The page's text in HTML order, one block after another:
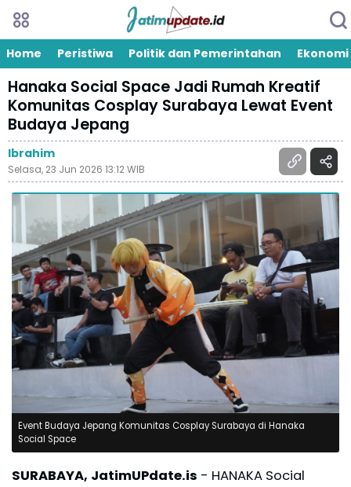
Home Peristiwa Politik dan Pemerintahan Ekonomi
Hanaka Social Space Jadi Rumah Kreatif
Komunitas Cosplay Surabaya Lewat Event
Budaya Jepang
Ibrahim
Selasa, 23 Jun 2026 13:12 WIB
Event Budaya Jepang Komunitas Cosplay Surabaya di Hanaka
Social Space
SURABAYA, JatimUPdate.is - HANAKA Social